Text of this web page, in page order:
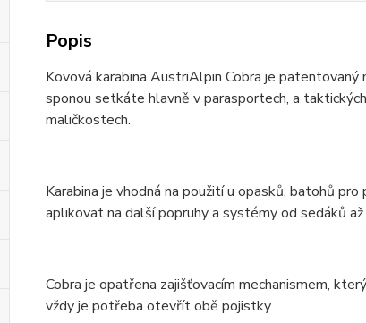
Popis
Kovová karabina AustriAlpin Cobra je
sponou setkáte hlavně v parasportech, a
maličkostech.
Karabina je vhodná na použití u opasků, batohů
aplikovat na další popruhy a systémy od sedáků
Cobra je opatřena zajišťovacím mechanismem,
vždy je potřeba otevřít obě pojistky